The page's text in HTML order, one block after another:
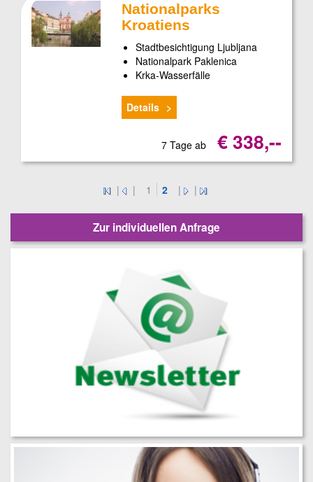
Nationalparks
Kroatiens
Stadtbesichtigung Ljubljana
Nationalpark Paklenica
Krka-Wasserfälle
Details
7 Tage ab € 338,--
| | 1 2 | |
Zur individuellen Anfrage